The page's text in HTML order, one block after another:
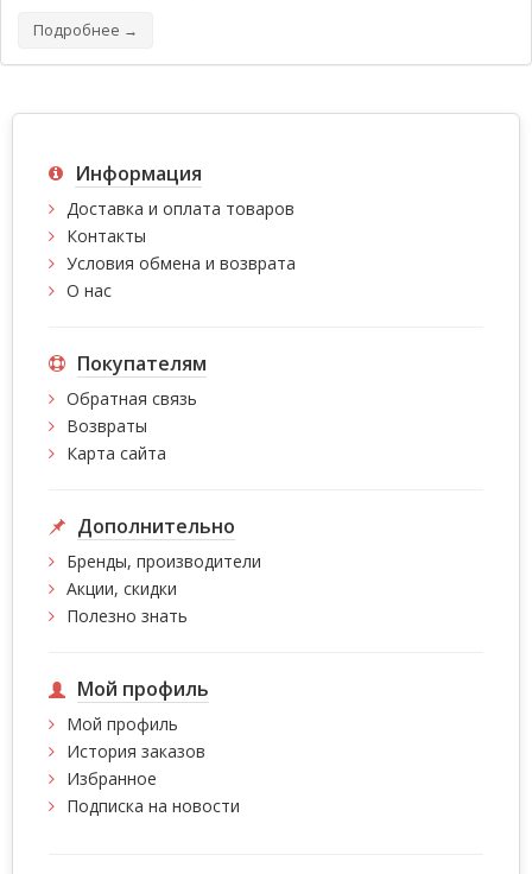
Подробнее →
Информация
Доставка и оплата товаров
Контакты
Условия обмена и возврата
О нас
Покупателям
Обратная связь
Возвраты
Карта сайта
Дополнительно
Бренды, производители
Акции, скидки
Полезно знать
Мой профиль
Мой профиль
История заказов
Избранное
Подписка на новости